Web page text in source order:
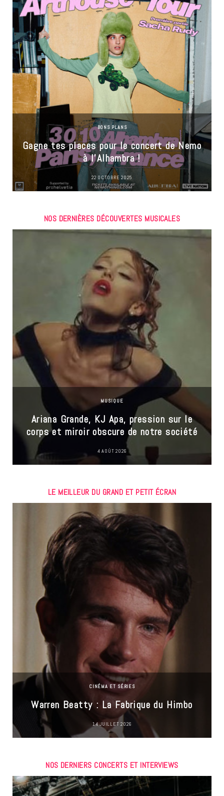
BONS PLANS
Gagne tes places pour le concert de Nemo
à l’Alhambra !
22 OCTOBRE 2025
NOS DERNIÈRES DÉCOUVERTES MUSICALES
MUSIQUE
Ariana Grande, KJ Apa, pression sur le
corps et miroir obscure de notre société
4 AOÛT 2026
LE MEILLEUR DU GRAND ET PETIT ÉCRAN
CINÉMA ET SÉRIES
Warren Beatty : La Fabrique du Himbo
14 JUILLET 2026
NOS DERNIERS CONCERTS ET INTERVIEWS